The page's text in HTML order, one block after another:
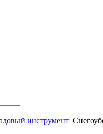
инструмент